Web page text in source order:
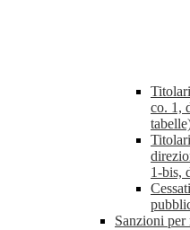
co. 1,
1-bis,
Sanzioni per